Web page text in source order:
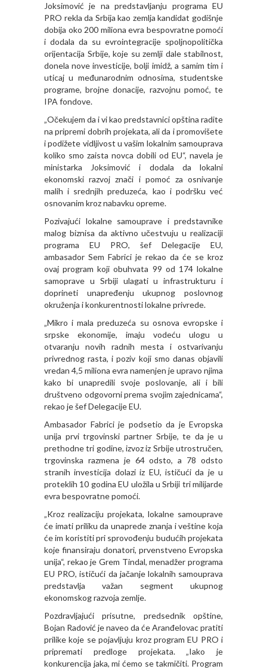
Joksimović je na predstavljanju programa EU
PRO rekla da Srbija kao zemlja kandidat godišnje
dobija oko 200 miliona evra bespovratne pomoći
i dodala da su evrointegracije spoljnopolitička
orijentacija Srbije, koje su zemlji dale stabilnost,
donela nove investicije, bolji imidž, a samim tim i
uticaj u međunarodnim odnosima, studentske
programe, brojne donacije, razvojnu pomoć, te
IPA fondove.
„Očekujem da i vi kao predstavnici opština radite
na pripremi dobrih projekata, ali da i promovišete
i podižete vidljivost u vašim lokalnim samouprava
koliko smo zaista novca dobili od EU“, navela je
ministarka Joksimović i dodala da lokalni
ekonomski razvoj znači i pomoć za osnivanje
malih i srednjih preduzeća, kao i podršku već
osnovanim kroz nabavku opreme.
Pozivajući lokalne samouprave i predstavnike
malog biznisa da aktivno učestvuju u realizaciji
programa EU PRO, šef Delegacije EU,
ambasador Sem Fabrici je rekao da će se kroz
ovaj program koji obuhvata 99 od 174 lokalne
samoprave u Srbiji ulagati u infrastrukturu i
doprineti unapređenju ukupnog poslovnog
okruženja i konkurentnosti lokalne privrede.
„Mikro i mala preduzeća su osnova evropske i
srpske ekonomije, imaju vodeću ulogu u
otvaranju novih radnih mesta i ostvarivanju
privrednog rasta, i poziv koji smo danas objavili
vredan 4,5 miliona evra namenjen je upravo njima
kako bi unapredili svoje poslovanje, ali i bili
društveno odgovorni prema svojim zajednicama“,
rekao je šef Delegacije EU.
Ambasador Fabrici je podsetio da je Evropska
unija prvi trgovinski partner Srbije, te da je u
prethodne tri godine, izvoz iz Srbije utrostručen,
trgovinska razmena je 64 odsto, a 78 odsto
stranih investicija dolazi iz EU, ističući da je u
proteklih 10 godina EU uložila u Srbiji tri milijarde
evra bespovratne pomoći.
„Kroz realizaciju projekata, lokalne samouprave
će imati priliku da unaprede znanja i veštine koja
će im koristiti pri sprovođenju budućih projekata
koje finansiraju donatori, prvenstveno Evropska
unija“, rekao je Grem Tindal, menadžer programa
EU PRO, ističući da jačanje lokalnih samouprava
predstavlja važan segment ukupnog
ekonomskog razvoja zemlje.
Pozdravljajući prisutne, predsednik opštine,
Bojan Radović je naveo da će Aranđelovac pratiti
prilike koje se pojavljuju kroz program EU PRO i
pripremati predloge projekata. „Iako je
konkurencija jaka, mi ćemo se takmičiti. Program